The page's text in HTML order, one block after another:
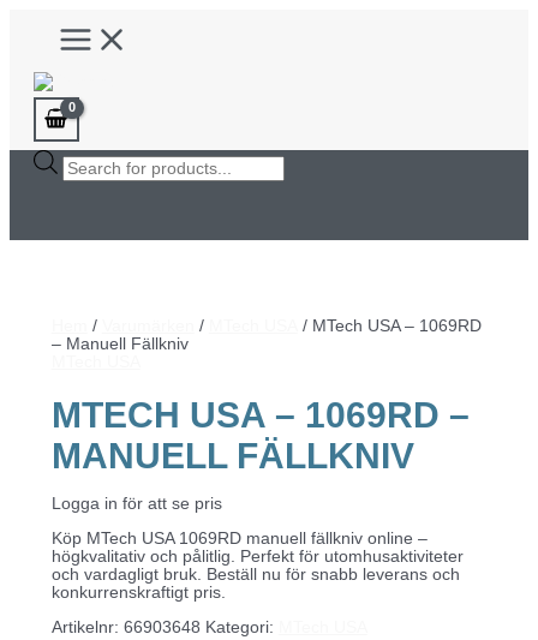
innehåll
Main
Menu
Products
search
/ /
/ MTech USA – 1069RD
– Manuell Fällkniv
MTECH USA – 1069RD –
MANUELL FÄLLKNIV
Logga in för att se pris
Köp MTech USA 1069RD manuell fällkniv online –
högkvalitativ och pålitlig. Perfekt för utomhusaktiviteter
och vardagligt bruk. Beställ nu för snabb leverans och
konkurrenskraftigt pris.
Artikelnr: 66903648 Kategori: